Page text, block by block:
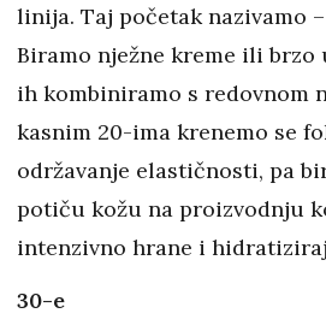
linija. Taj početak nazivamo
Biramo nježne kreme ili brzo
ih kombiniramo s redovnom
kasnim 20-ima krenemo se
održavanje elastičnosti, pa
potiču kožu na proizvodnju
intenzivno hrane i
30-e